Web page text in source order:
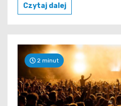
Czytaj dalej
2 minut